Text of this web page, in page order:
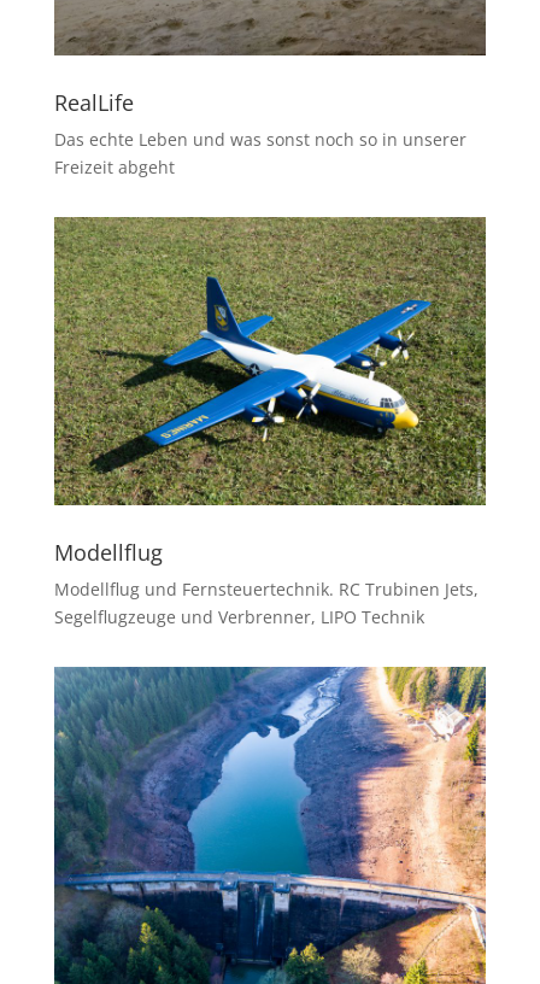
RealLife
Das echte Leben und was sonst noch so in unserer
Freizeit abgeht
Modellflug
Modellflug und Fernsteuertechnik. RC Trubinen Jets,
Segelflugzeuge und Verbrenner, LIPO Technik